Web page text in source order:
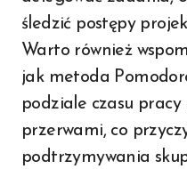
śledzić postępy
Warto również
jak metoda
podziale czasu
przerwami, co
podtrzymywania